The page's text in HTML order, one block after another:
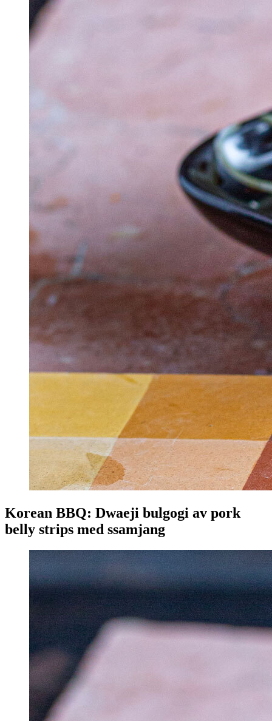
Korean BBQ: Dwaeji bulgogi av pork
belly strips med ssamjang